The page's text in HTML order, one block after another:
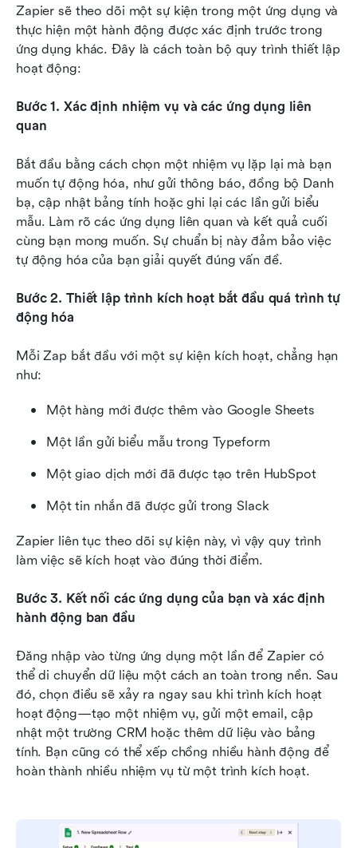
Zapier sẽ theo dõi một sự kiện trong một ứng dụng và
thực hiện một hành động được xác định trước trong
ứng dụng khác. Đây là cách toàn bộ quy trình thiết lập
hoạt động:
Bước 1. Xác định nhiệm vụ và các ứng dụng liên
quan
Bắt đầu bằng cách chọn một nhiệm vụ lặp lại mà bạn
muốn tự động hóa, như gửi thông báo, đồng bộ Danh
bạ, cập nhật bảng tính hoặc ghi lại các lần gửi biểu
mẫu. Làm rõ các ứng dụng liên quan và kết quả cuối
cùng bạn mong muốn. Sự chuẩn bị này đảm bảo việc
tự động hóa của bạn giải quyết đúng vấn đề.
Bước 2. Thiết lập trình kích hoạt bắt đầu quá trình tự
động hóa
Mỗi Zap bắt đầu với một sự kiện kích hoạt, chẳng hạn
như:
Một hàng mới được thêm vào Google Sheets
Một lần gửi biểu mẫu trong Typeform
Một giao dịch mới đã được tạo trên HubSpot
Một tin nhắn đã được gửi trong Slack
Zapier liên tục theo dõi sự kiện này, vì vậy quy trình
làm việc sẽ kích hoạt vào đúng thời điểm.
Bước 3. Kết nối các ứng dụng của bạn và xác định
hành động ban đầu
Đăng nhập vào từng ứng dụng một lần để Zapier có
thể di chuyển dữ liệu một cách an toàn trong nền. Sau
đó, chọn điều sẽ xảy ra ngay sau khi trình kích hoạt
hoạt động—tạo một nhiệm vụ, gửi một email, cập
nhật một trường CRM hoặc thêm dữ liệu vào bảng
tính. Bạn cũng có thể xếp chồng nhiều hành động để
hoàn thành nhiều nhiệm vụ từ một trình kích hoạt.